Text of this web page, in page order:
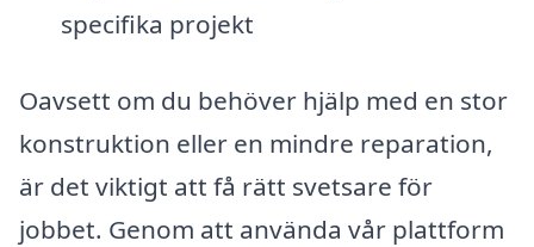
specifika projekt
Oavsett om du behöver hjälp med en stor
konstruktion eller en mindre reparation,
är det viktigt att få rätt svetsare för
jobbet. Genom att använda vår plattform